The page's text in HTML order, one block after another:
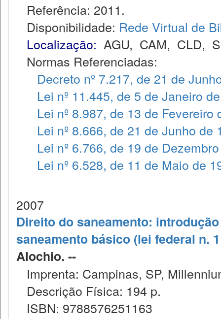
Referência: 2011.
Disponibilidade: Rede Virtual de
Localização: AGU, CAM, CLD,
Normas Referenciadas:
Decreto nº 7.217, de 21 de
Lei nº 11.445, de 5 de Janeiro
Lei nº 8.987, de 13 de Fevereiro
Lei nº 8.666, de 21 de Junho de
Lei nº 6.766, de 19 de
Lei nº 6.528, de 11 de Maio de
2007
Direito do saneamento:
saneamento básico (lei federal n.
Alochio. --
Imprenta: Campinas, SP,
Descrição Física: 194 p.
ISBN: 9788576251163